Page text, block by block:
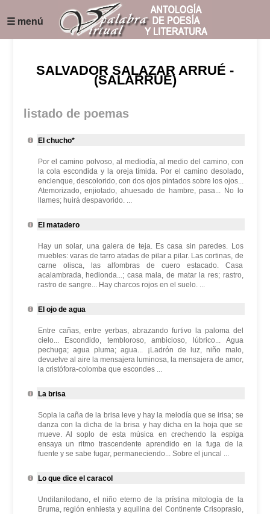
☰ menú
SALVADOR SALAZAR ARRUÉ -
(SALARRUÉ)
listado de poemas
El chucho*
Por el camino polvoso, al mediodía, al medio del camino, con
la cola escondida y la oreja tímida. Por el camino desolado,
enclenque, descolorido, con dos ojos pintados sobre los ojos...
Atemorizado, enjiotado, ahuesado de hambre, pasa... No lo
llames; huirá despavorido. ...
El matadero
Hay un solar, una galera de teja. Es casa sin paredes. Los
muebles: varas de tarro atadas de pilar a pilar. Las cortinas, de
carne olisca, las alfombras de cuero estacado. Casa
acalambrada, hedionda...; casa mala, de matar la res; rastro,
rastro de sangre... Hay charcos rojos en el suelo. ...
El ojo de agua
Entre cañas, entre yerbas, abrazando furtivo la paloma del
cielo... Escondido, tembloroso, ambicioso, lúbrico... Agua
pechuga; agua pluma; agua... ¡Ladrón de luz, niño malo,
devuelve al aire la mensajera luminosa, la mensajera de amor,
la cristófora-colomba que escondes ...
La brisa
Sopla la caña de la brisa leve y hay la melodía que se irisa; se
danza con la dicha de la brisa y hay dicha en la hoja que se
mueve. Al soplo de esta música en crechendo la espiga
ensaya un ritmo trascendente aprendido en la fuga de la
fuente y se sabe fugar, permaneciendo... Sobre el juncal ...
Lo que dice el caracol
Undilanilodano, el niño eterno de la prístina mitología de la
Bruma, región enhiesta y aquilina del Continente Crisoprasio,